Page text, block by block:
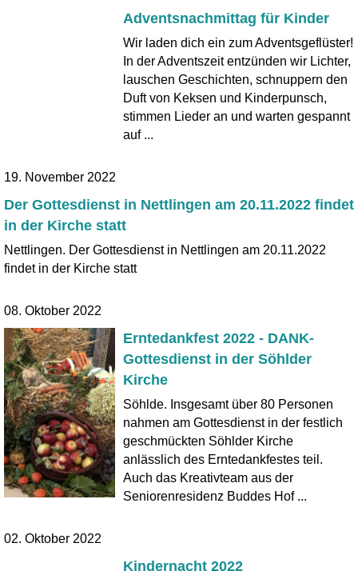
Adventsnachmittag für Kinder
Wir laden dich ein zum Adventsgeflüster!
In der Adventszeit entzünden wir Lichter,
lauschen Geschichten, schnuppern den
Duft von Keksen und Kinderpunsch,
stimmen Lieder an und warten gespannt
auf ...
19. November 2022
Der Gottesdienst in Nettlingen am 20.11.2022 findet
in der Kirche statt
Nettlingen. Der Gottesdienst in Nettlingen am 20.11.2022
findet in der Kirche statt
08. Oktober 2022
Erntedankfest 2022 - DANK-
Gottesdienst in der Söhlder
Kirche
Söhlde. Insgesamt über 80 Personen
nahmen am Gottesdienst in der festlich
geschmückten Söhlder Kirche
anlässlich des Erntedankfestes teil.
Auch das Kreativteam aus der
Seniorenresidenz Buddes Hof ...
02. Oktober 2022
Kindernacht 2022